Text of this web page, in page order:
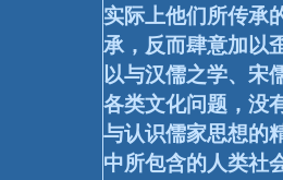
实际上他们所传承
承，反而肆意加以
以与汉儒之学、宋
各类文化问题，没
与认识儒家思想的
中所包含的人类社